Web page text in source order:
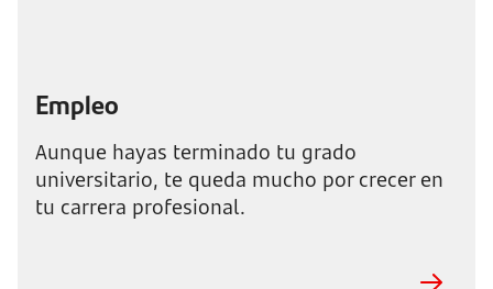
Empleo
Aunque hayas terminado tu grado
universitario, te queda mucho por crecer en
tu carrera profesional.